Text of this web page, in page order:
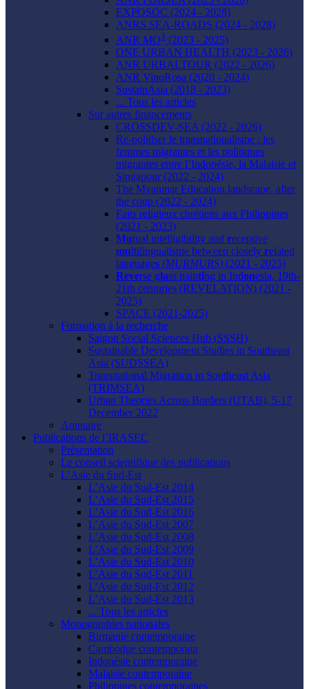
EXPOSOC (2024 - 2028)
ANRS SEA-ROADS (2024 - 2028)
ANR MO3 (2023 - 2025)
ONE URBAN HEALTH (2023 - 2026)
ANR URBALTOUR (2022 - 2026)
ANR VinoRosa (2020 - 2024)
SustainAsia (2018 - 2023)
... Tous les articles
Sur autres financements
CROSSDEV-SEA (2022 - 2026)
Re-politiser le transnationalisme : les
femmes migrantes et les politiques
migrantes entre l’Indonésie, la Malaisie et
Singapour (2022 - 2024)
The Myanmar Education landscape, after
the coup (2022 - 2024)
Faits religieux chrétiens aux Philippines
(2021 - 2023)
Mutual intelligibility and receptive
multilingualisme between closely related
languages (MURMURS) (2021 - 2025)
Reverse glass painting in Indonesia, 19th-
21th centuries (REVELATION) (2021 -
2025)
SPACE (2021-2025)
Formation à la recherche
Saigon Social Sciences Hub (SSSH)
Sustainable Development Studies in Southeast
Asia (SUDSSEA)
Transnational Migration in Southeast Asia
(TRIMSEA)
Urban Theories Across Borders (UTAB), 5-17
December 2022
Annuaire
Publications de l’IRASEC
Présentation
Le conseil scientifique des publications
L’Asie du Sud-Est
L’Asie du Sud-Est 2014
L’Asie du Sud-Est 2015
L’Asie du Sud-Est 2016
L’Asie du Sud-Est 2007
L’Asie du Sud-Est 2008
L’Asie du Sud-Est 2009
L’Asie du Sud-Est 2010
L’Asie du Sud-Est 2011
L’Asie du Sud-Est 2012
L’Asie du Sud-Est 2013
... Tous les articles
Monographies nationales
Birmanie contemporaine
Cambodge contemporain
Indonésie contemporaine
Malaisie contemporaine
Philippines contemporaines